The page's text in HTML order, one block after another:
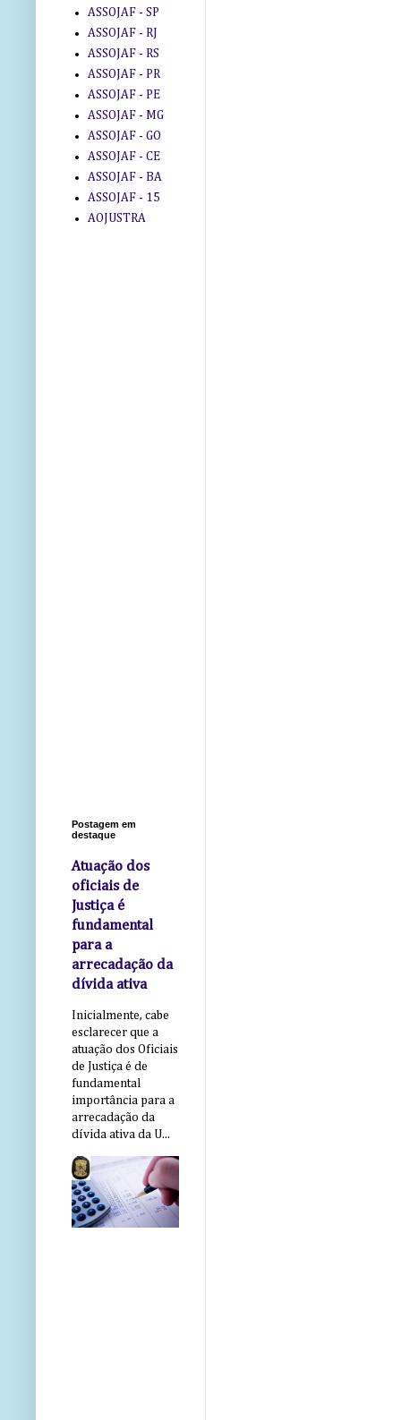
ASSOJAF - SP
ASSOJAF - RJ
ASSOJAF - RS
ASSOJAF - PR
ASSOJAF - PE
ASSOJAF - MG
ASSOJAF - GO
ASSOJAF - CE
ASSOJAF - BA
ASSOJAF - 15
AOJUSTRA
Postagem em
destaque
Atuação dos
oficiais de
Justiça é
fundamental
para a
arrecadação da
dívida ativa
Inicialmente, cabe
esclarecer que a
atuação dos Oficiais
de Justiça é de
fundamental
importância para a
arrecadação da
dívida ativa da U...